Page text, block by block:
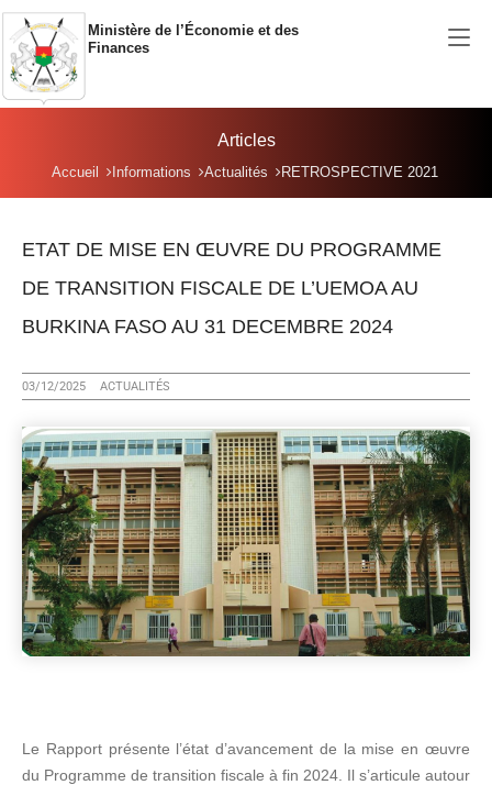
Aller au contenu principal
Ministère de l’Économie et des
Finances
Articles
Vous êtes ici:
Accueil Informations Actualités RETROSPECTIVE 2021
ETAT DE MISE EN ŒUVRE DU PROGRAMME
DE TRANSITION FISCALE DE L’UEMOA AU
BURKINA FASO AU 31 DECEMBRE 2024
03/12/2025 ACTUALITÉS
Le Rapport présente l’état d’avancement de la mise en œuvre
du Programme de transition fiscale à fin 2024. Il s’articule autour